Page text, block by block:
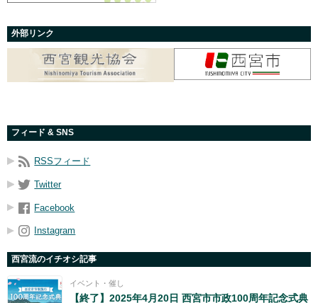
外部リンク
フィード & SNS
RSSフィード
Twitter
Facebook
Instagram
西宮流のイチオシ記事
イベント・催し
【終了】2025年4月20日 西宮市市政100周年記念式典